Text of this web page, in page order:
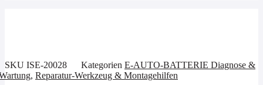
SKU ISE-20028 Kategorien E-AUTO-BATTERIE Diagnose &
, Reparatur-Werkzeug & Montagehilfen